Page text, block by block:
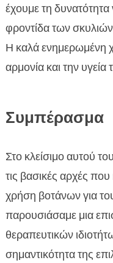
έχουμε τη δυνατότητα
φροντίδα των
Η καλά ενημερωμένη
αρμονία και την υγεία
Συμπέρασμα
Στο κλείσιμο αυτού
τις βασικές αρχές
χρήση βοτάνων για
παρουσιάσαμε μια
θεραπευτικών
σημαντικότητα της